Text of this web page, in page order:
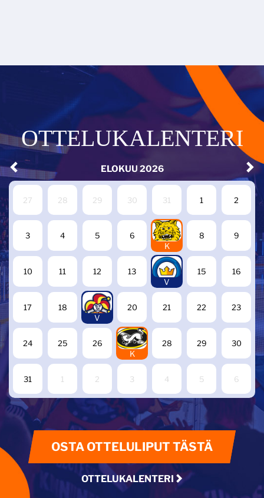
OTTELUKALENTERI
ELOKUU 2026
27 28 29 30 31 1 2
3 4 5 6
7
K
8 9
10 11 12 13
14
V
15 16
17 18
19
V
20 21 22 23
24 25 26
27
K
28 29 30
31 1 2 3 4 5 6
OSTA OTTELULIPUT TÄSTÄ
OTTELUKALENTERI